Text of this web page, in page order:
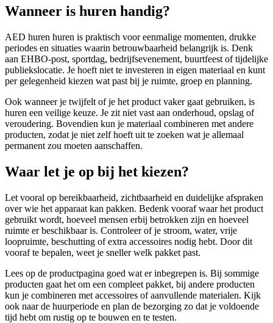
Wanneer is huren handig?
AED huren huren is praktisch voor eenmalige momenten, drukke
periodes en situaties waarin betrouwbaarheid belangrijk is. Denk
aan EHBO-post, sportdag, bedrijfsevenement, buurtfeest of tijdelijke
publiekslocatie. Je hoeft niet te investeren in eigen materiaal en kunt
per gelegenheid kiezen wat past bij je ruimte, groep en planning.
Ook wanneer je twijfelt of je het product vaker gaat gebruiken, is
huren een veilige keuze. Je zit niet vast aan onderhoud, opslag of
veroudering. Bovendien kun je materiaal combineren met andere
producten, zodat je niet zelf hoeft uit te zoeken wat je allemaal
permanent zou moeten aanschaffen.
Waar let je op bij het kiezen?
Let vooral op bereikbaarheid, zichtbaarheid en duidelijke afspraken
over wie het apparaat kan pakken. Bedenk vooraf waar het product
gebruikt wordt, hoeveel mensen erbij betrokken zijn en hoeveel
ruimte er beschikbaar is. Controleer of je stroom, water, vrije
loopruimte, beschutting of extra accessoires nodig hebt. Door dit
vooraf te bepalen, weet je sneller welk pakket past.
Lees op de productpagina goed wat er inbegrepen is. Bij sommige
producten gaat het om een compleet pakket, bij andere producten
kun je combineren met accessoires of aanvullende materialen. Kijk
ook naar de huurperiode en plan de bezorging zo dat je voldoende
tijd hebt om rustig op te bouwen en te testen.